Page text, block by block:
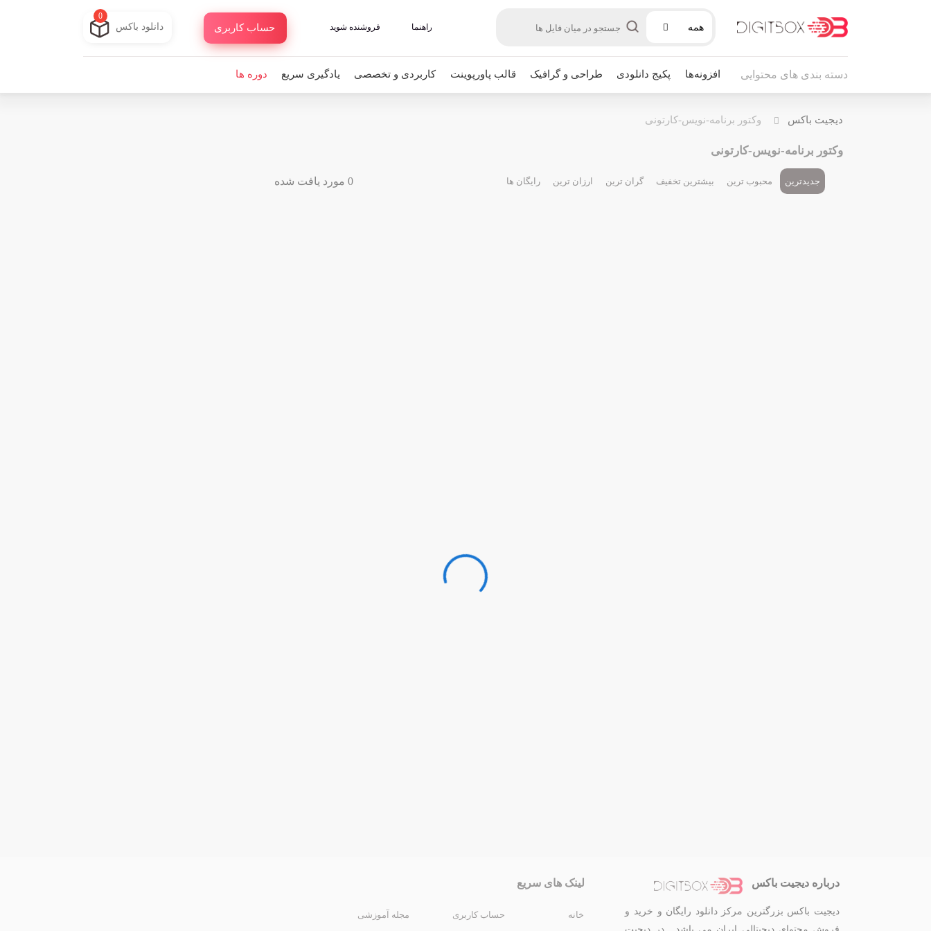
همه راهنما فروشنده شوید حساب کاربری دانلود باکس
0
دسته بندی های محتوایی افزونه‌ها پکیج دانلودی طراحی و گرافیک قالب پاورپوینت کاربردی و تخصصی یادگیری سریع دوره ها
دیجیت باکس وکتور برنامه-نویس-کارتونی
وکتور برنامه-نویس-کارتونی
جدیدترین محبوب ترین بیشترین تخفیف گران ترین ارزان ترین رایگان ها 0 مورد یافت شده
درباره دیجیت باکس
دیجیت باکس بزرگترین مرکز دانلود رایگان و خرید و
لینک های سریع
خانه حساب کاربری مجله آموزشی